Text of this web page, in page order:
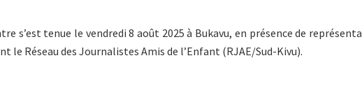
s’est tenue le vendredi 8 août 2025 à Bukavu, en présence de
le Réseau des Journalistes Amis de l’Enfant (RJAE/Sud-Kivu).